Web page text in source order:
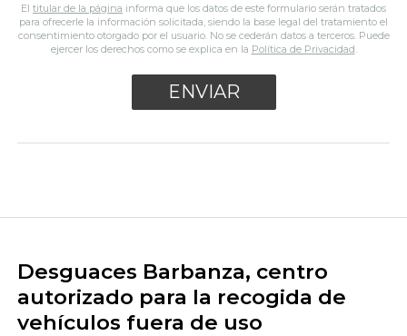
El titular de la página informa que los datos de este formulario serán tratados
para ofrecerle la información solicitada, siendo la base legal del tratamiento el
consentimiento otorgado por el usuario. No se cederán datos a terceros. Puede
ejercer los derechos como se explica en la Política de Privacidad
Desguaces Barbanza, centro
autorizado para la recogida de
vehículos fuera de uso